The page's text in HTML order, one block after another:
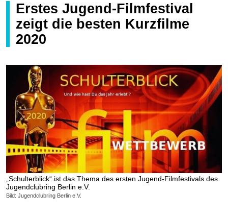
Erstes Jugend-Filmfestival
zeigt die besten Kurzfilme
2020
„Schulterblick“ ist das Thema des ersten Jugend-Filmfestivals des
Jugendclubring Berlin e.V.
Bild: Jugendclubring Berlin e.V.